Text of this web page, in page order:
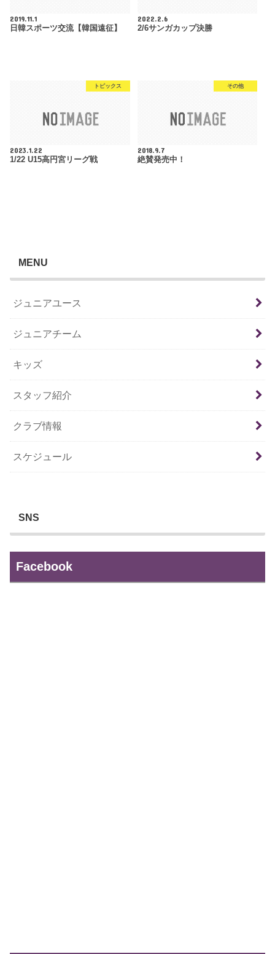
2019.11.1
日韓スポーツ交流【韓国遠征】
2022.2.6
2/6サンガカップ決勝
トピックス
2023.1.22
1/22 U15高円宮リーグ戦
その他
2018.9.7
絶賛発売中！
MENU
ジュニアユース
ジュニアチーム
キッズ
スタッフ紹介
クラブ情報
スケジュール
SNS
Facebook